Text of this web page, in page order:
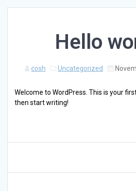
Hello
cosh Uncategorized
Welcome to WordPress. This is your
then start writing!